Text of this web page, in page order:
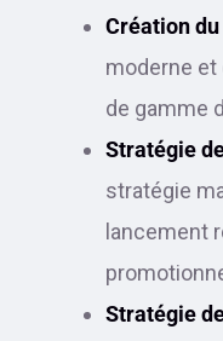
Création
moderne et
de gamme
Stratégie
stratégie
lancement
Stratégie